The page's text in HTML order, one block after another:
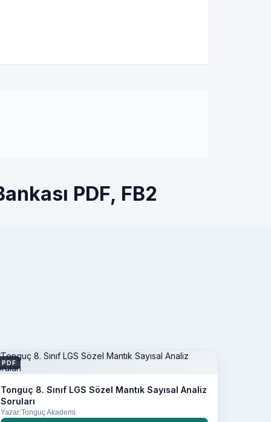
PDF, FB2
PDF
Tonguç 8. Sınıf LGS Sözel Mantık Sayısal Analiz
Soruları
Yazar:Tonguç Akademi